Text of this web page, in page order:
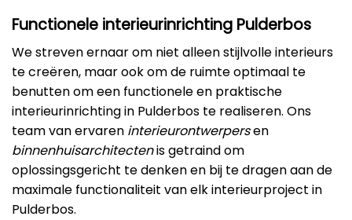
Functionele interieurinrichting Pulderbos
We streven ernaar om niet alleen stijlvolle interieurs
te creëren, maar ook om de ruimte optimaal te
benutten om een functionele en praktische
interieurinrichting in Pulderbos te realiseren. Ons
team van ervaren interieurontwerpersen
binnenhuisarchitectenis getraind om
oplossingsgericht te denken en bij te dragen aan de
maximale functionaliteit van elk interieurproject in
Pulderbos.